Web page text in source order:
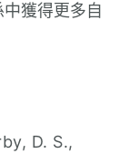
獲得更多自
D. S.,